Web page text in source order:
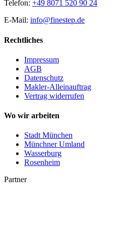
Telefon: +49 8071 520 90 24
E-Mail: info@finestep.de
Rechtliches
Impressum
AGB
Datenschutz
Makler-Alleinauftrag
Vertrag widerrufen
Wo wir arbeiten
Stadt München
Münchner Umland
Wasserburg
Rosenheim
Partner